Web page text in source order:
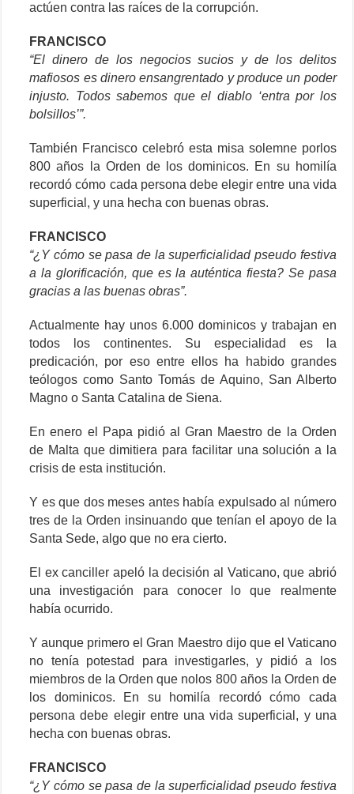
actúen contra las raíces de la corrupción.
FRANCISCO
“El dinero de los negocios sucios y de los delitos
mafiosos es dinero ensangrentado y produce un poder
injusto. Todos sabemos que el diablo ‘entra por los
bolsillos’”.
También Francisco celebró esta misa solemne porlos
800 años la Orden de los dominicos. En su homilía
recordó cómo cada persona debe elegir entre una vida
superficial, y una hecha con buenas obras.
FRANCISCO
“¿Y cómo se pasa de la superficialidad pseudo festiva
a la glorificación, que es la auténtica fiesta? Se pasa
gracias a las buenas obras”.
Actualmente hay unos 6.000 dominicos y trabajan en
todos los continentes. Su especialidad es la
predicación, por eso entre ellos ha habido grandes
teólogos como Santo Tomás de Aquino, San Alberto
Magno o Santa Catalina de Siena.
En enero el Papa pidió al Gran Maestro de la Orden
de Malta que dimitiera para facilitar una solución a la
crisis de esta institución.
Y es que dos meses antes había expulsado al número
tres de la Orden insinuando que tenían el apoyo de la
Santa Sede, algo que no era cierto.
El ex canciller apeló la decisión al Vaticano, que abrió
una investigación para conocer lo que realmente
había ocurrido.
Y aunque primero el Gran Maestro dijo que el Vaticano
no tenía potestad para investigarles, y pidió a los
miembros de la Orden que nolos 800 años la Orden de
los dominicos. En su homilía recordó cómo cada
persona debe elegir entre una vida superficial, y una
hecha con buenas obras.
FRANCISCO
“¿Y cómo se pasa de la superficialidad pseudo festiva